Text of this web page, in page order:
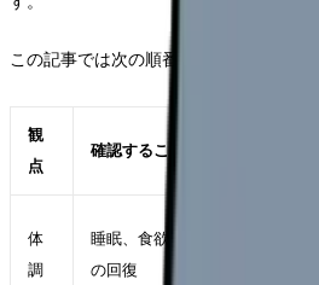
この記事では次の順番で整理します。
観
点
確認すること
体
調
睡眠、食欲、出勤前の反応、休日
の回復